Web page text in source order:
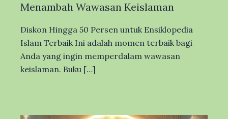
Menambah Wawasan Keislaman
Diskon Hingga 50 Persen untuk Ensiklopedia
Islam Terbaik Ini adalah momen terbaik bagi
Anda yang ingin memperdalam wawasan
keislaman. Buku […]